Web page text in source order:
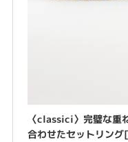
〈classici〉完璧な重
合わせたセットリン